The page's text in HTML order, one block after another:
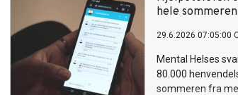
hele sommeren
29.6.2026 07:05:00
Mental Helses
80.000
sommeren fra